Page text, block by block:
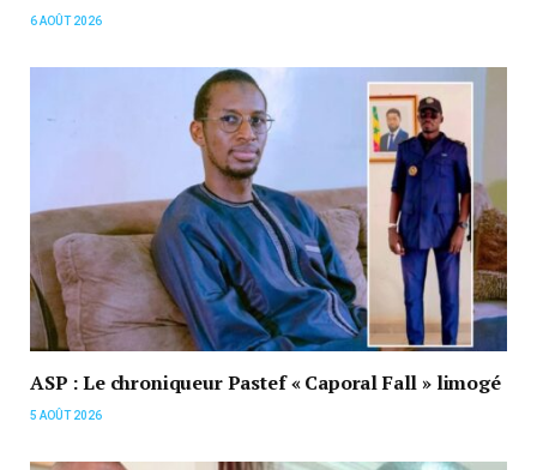
6 AOÛT 2026
ASP : Le chroniqueur Pastef « Caporal Fall » limogé
5 AOÛT 2026